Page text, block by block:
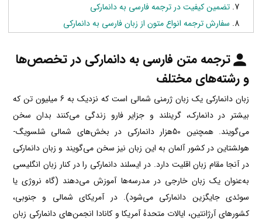
تضمین کیفیت در ترجمه فارسی به دانمارکی
سفارش ترجمه انواع متون از زبان فارسی به دانمارکی
ترجمه متن فارسی به دانمارکی در تخصص‌ها
و رشته‌های مختلف
زبان دانمارکی یک زبان ژرمنی شمالی است که نزدیک به 6 میلیون تن که
بیشتر در دانمارک، گرینلند و جزایر فارو زندگی می‌کنند بدان سخن
می‌گویند. همچنین 50هزار دانمارکی در بخش‌های شمالی شلسویگ-
هولشتاین در کشور آلمان به این زبان نیز سخن می‌گویند و زبان دانمارکی
در آنجا مقام زبان اقلیت دارد. در ایسلند دانمارکی را در کنار زبان انگلیسی
به‌عنوان یک زبان خارجی در مدرسه‌ها آموزش می‌دهند (گاه نروژی یا
سوئدی جایگزین دانمارکی می‌شود). در آمریکای شمالی و جنوبی،
کشورهای آرژانتین، ایالات متحدهٔ آمریکا و کانادا انجمن‌های دانمارکی‌ زبان